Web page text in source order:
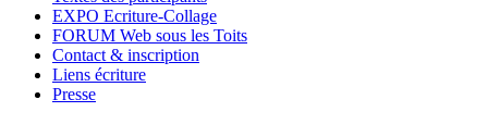
EXPO Ecriture-Collage
FORUM Web sous les Toits
Contact & inscription
Liens écriture
Presse